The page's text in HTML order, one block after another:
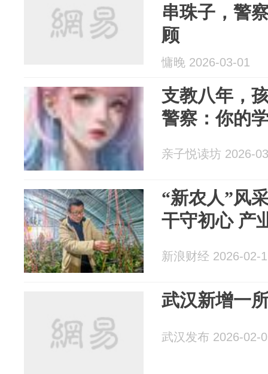
串珠子，警
顾
慵晚 2026-03-01
支教八年，
警察：你的
亲子悦读坊 2026-
“新农人”风
干守初心 产
新浪财经 2026-02-
武汉新增一
武汉发布 2026-02-